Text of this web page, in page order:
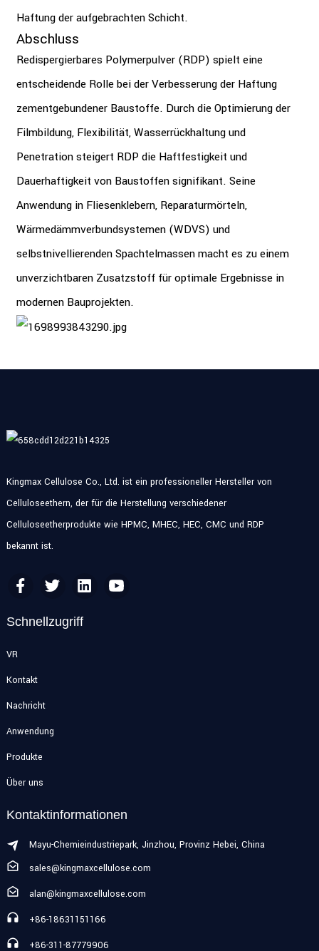
Haftung der aufgebrachten Schicht.
Abschluss
Redispergierbares Polymerpulver (RDP) spielt eine
entscheidende Rolle bei der Verbesserung der Haftung
zementgebundener Baustoffe. Durch die Optimierung der
Filmbildung, Flexibilität, Wasserrückhaltung und
Penetration steigert RDP die Haftfestigkeit und
Dauerhaftigkeit von Baustoffen signifikant. Seine
Anwendung in Fliesenklebern, Reparaturmörteln,
Wärmedämmverbundsystemen (WDVS) und
selbstnivellierenden Spachtelmassen macht es zu einem
unverzichtbaren Zusatzstoff für optimale Ergebnisse in
modernen Bauprojekten.
Kingmax Cellulose Co., Ltd. ist ein professioneller Hersteller von
Celluloseethern, der für die Herstellung verschiedener
Celluloseetherprodukte wie HPMC, MHEC, HEC, CMC und RDP
bekannt ist.
Schnellzugriff
VR
Kontakt
Nachricht
Anwendung
Produkte
Über uns
Kontaktinformationen
Mayu-Chemieindustriepark, Jinzhou, Provinz Hebei, China
sales@kingmaxcellulose.com
alan@kingmaxcellulose.com
+86-18631151166
+86-311-87779906